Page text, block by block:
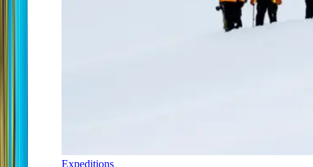
Expeditions